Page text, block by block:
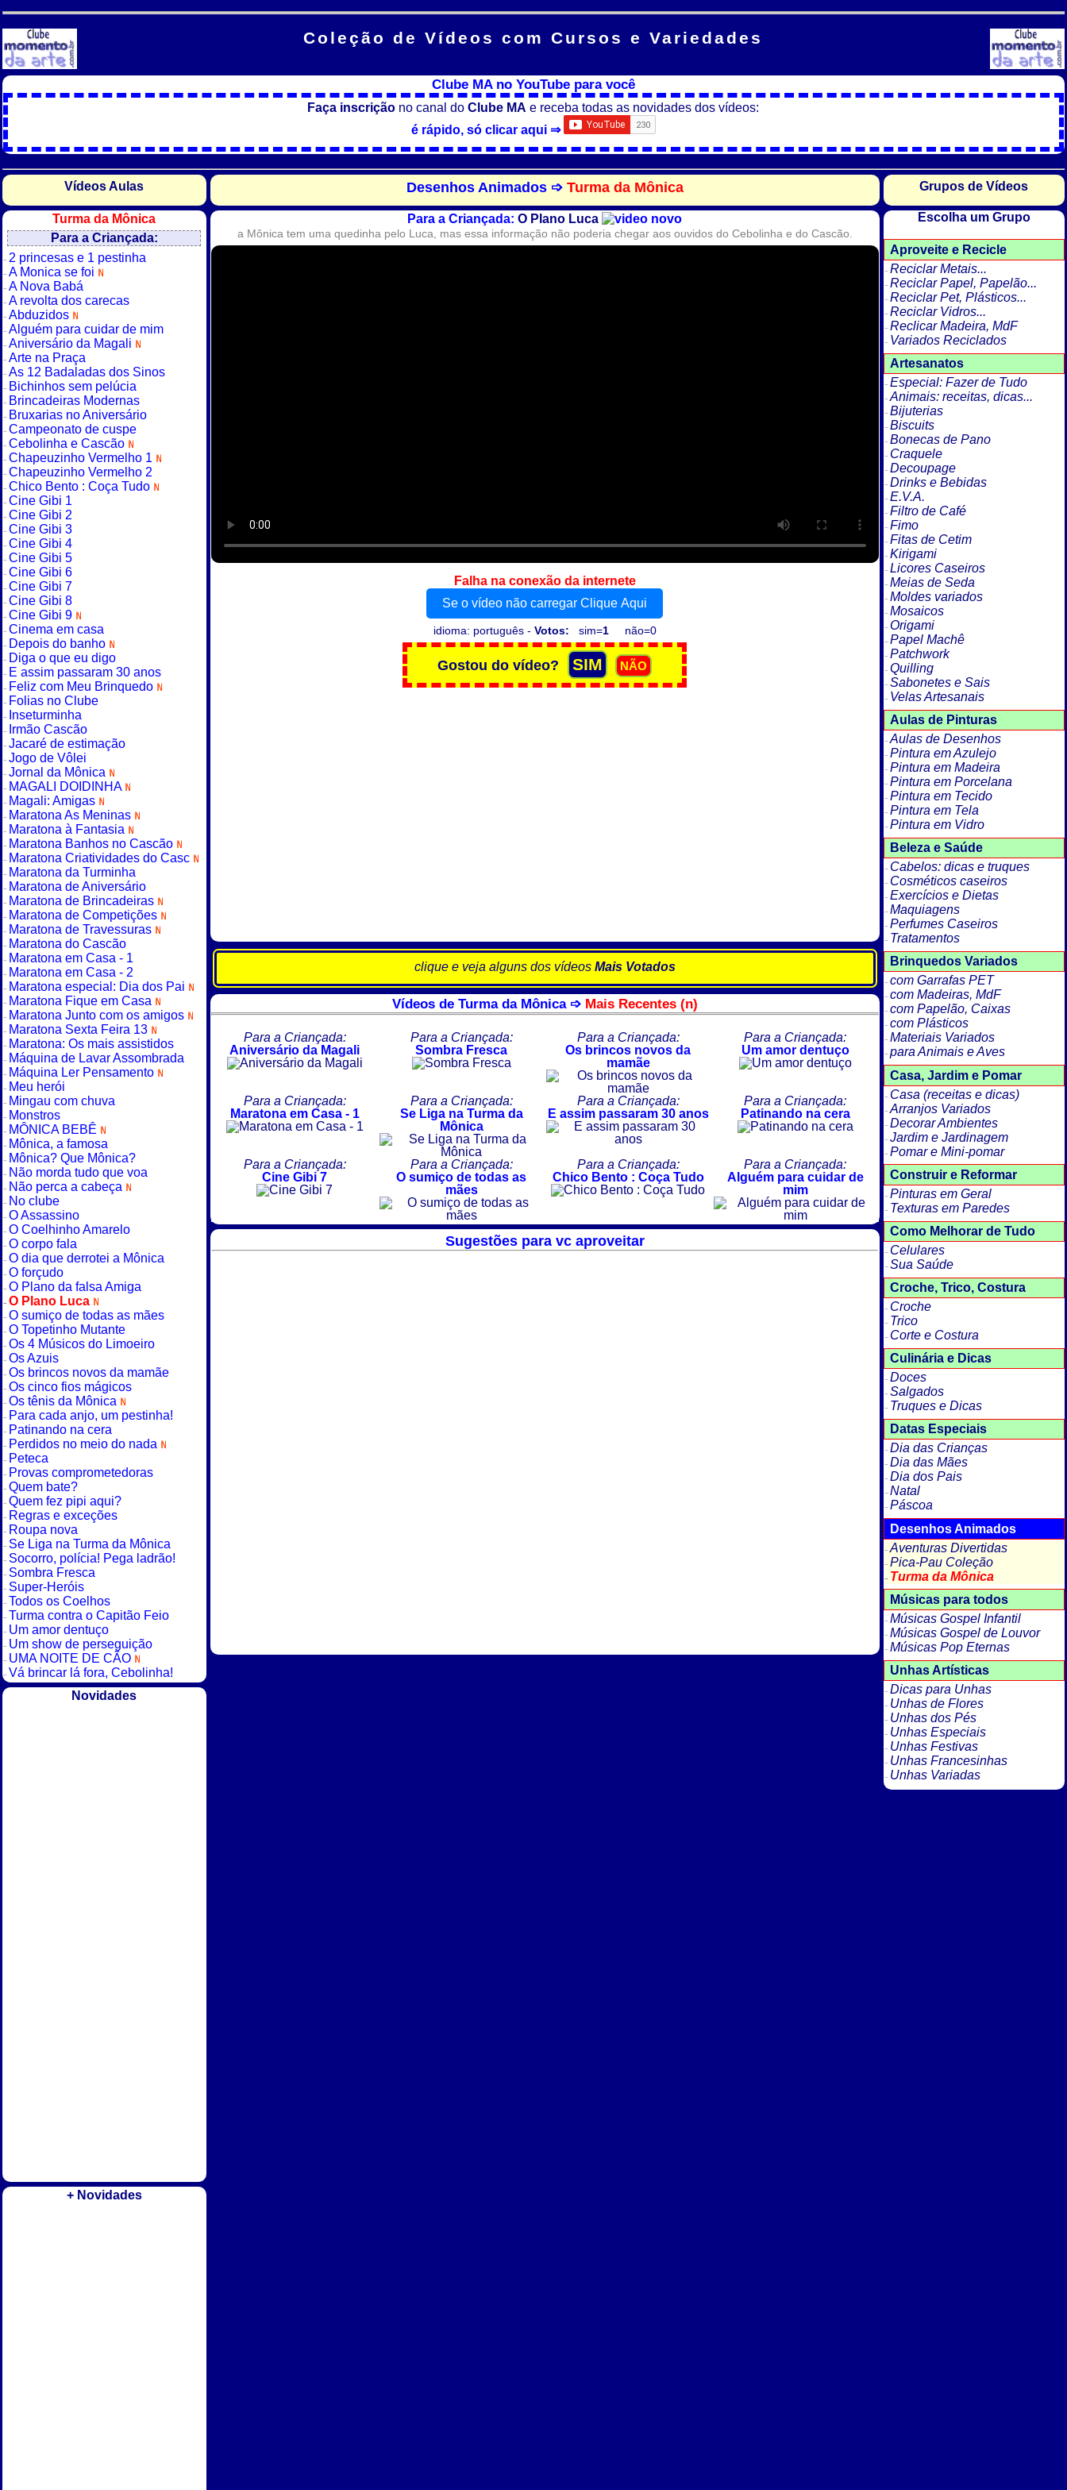
Coleção de Vídeos com Cursos e Variedades
Clube MA no YouTube para você
Faça inscrição no canal doClube MA e receba todas as novidades dos vídeos:
é rápido, só clicar aqui ⇒
Vídeos Aulas
Turma da Mônica
Para a Criançada:
2 princesas e 1 pestinha
A Monica se foi
A Nova Babá
A revolta dos carecas
Abduzidos
Alguém para cuidar de mim
Aniversário da Magali
Arte na Praça
As 12 Badaladas dos Sinos
Bichinhos sem pelúcia
Brincadeiras Modernas
Bruxarias no Aniversário
Campeonato de cuspe
Cebolinha e Cascão
Chapeuzinho Vermelho 1
Chapeuzinho Vermelho 2
Chico Bento : Coça Tudo
Cine Gibi 1
Cine Gibi 2
Cine Gibi 3
Cine Gibi 4
Cine Gibi 5
Cine Gibi 6
Cine Gibi 7
Cine Gibi 8
Cine Gibi 9
Cinema em casa
Depois do banho
Diga o que eu digo
E assim passaram 30 anos
Feliz com Meu Brinquedo
Folias no Clube
Inseturminha
Irmão Cascão
Jacaré de estimação
Jogo de Vôlei
Jornal da Mônica
MAGALI DOIDINHA
Magali: Amigas
Maratona As Meninas
Maratona à Fantasia
Maratona Banhos no Cascão
Maratona Criatividades do Casc
Maratona da Turminha
Maratona de Aniversário
Maratona de Brincadeiras
Maratona de Competições
Maratona de Travessuras
Maratona do Cascão
Maratona em Casa - 1
Maratona em Casa - 2
Maratona especial: Dia dos Pai
Maratona Fique em Casa
Maratona Junto com os amigos
Maratona Sexta Feira 13
Maratona: Os mais assistidos
Máquina de Lavar Assombrada
Máquina Ler Pensamento
Meu herói
Mingau com chuva
Monstros
MÔNICA BEBÊ
Mônica, a famosa
Mônica? Que Mônica?
Não morda tudo que voa
Não perca a cabeça
No clube
O Assassino
O Coelhinho Amarelo
O corpo fala
O dia que derrotei a Mônica
O forçudo
O Plano da falsa Amiga
O Plano Luca
O sumiço de todas as mães
O Topetinho Mutante
Os 4 Músicos do Limoeiro
Os Azuis
Os brincos novos da mamãe
Os cinco fios mágicos
Os tênis da Mônica
Para cada anjo, um pestinha!
Patinando na cera
Perdidos no meio do nada
Peteca
Provas comprometedoras
Quem bate?
Quem fez pipi aqui?
Regras e exceções
Roupa nova
Se Liga na Turma da Mônica
Socorro, polícia! Pega ladrão!
Sombra Fresca
Super-Heróis
Todos os Coelhos
Turma contra o Capitão Feio
Um amor dentuço
Um show de perseguição
UMA NOITE DE CÃO
Vá brincar lá fora, Cebolinha!
Novidades
+ Novidades
Desenhos Animados ➩ Turma da Mônica
Para a Criançada:O Plano Luca
a Mônica tem uma quedinha pelo Luca, mas essa informação não poderia chegar aos ouvidos do Cebolinha e do Cascão.
Falha na conexão da internete
Se o vídeo não carregar Clique Aqui
idioma: português - Votos: sim=1não=0
clique e veja alguns dos vídeos Mais Votados
Vídeos de Turma da Mônica ➩ Mais Recentes (n)
Para a Criançada:
Aniversário da Magali
Para a Criançada:
Sombra Fresca
Para a Criançada:
Os brincos novos da
mamãe
Para a Criançada:
Um amor dentuço
Para a Criançada:
Maratona em Casa - 1
Para a Criançada:
Se Liga na Turma da
Mônica
Para a Criançada:
E assim passaram 30 anos
Para a Criançada:
Patinando na cera
Para a Criançada:
Cine Gibi 7
Para a Criançada:
O sumiço de todas as
mães
Para a Criançada:
Chico Bento : Coça Tudo
Para a Criançada:
Alguém para cuidar de
mim
Sugestões para vc aproveitar
Grupos de Vídeos
Escolha um Grupo
Aproveite e Recicle
Reciclar Metais...
Reciclar Papel, Papelão...
Reciclar Pet, Plásticos...
Reciclar Vidros...
Reclicar Madeira, MdF
Variados Reciclados
Artesanatos
Especial: Fazer de Tudo
Animais: receitas, dicas...
Bijuterias
Biscuits
Bonecas de Pano
Craquele
Decoupage
Drinks e Bebidas
E.V.A.
Filtro de Café
Fimo
Fitas de Cetim
Kirigami
Licores Caseiros
Meias de Seda
Moldes variados
Mosaicos
Origami
Papel Machê
Patchwork
Quilling
Sabonetes e Sais
Velas Artesanais
Aulas de Pinturas
Aulas de Desenhos
Pintura em Azulejo
Pintura em Madeira
Pintura em Porcelana
Pintura em Tecido
Pintura em Tela
Pintura em Vidro
Beleza e Saúde
Cabelos: dicas e truques
Cosméticos caseiros
Exercícios e Dietas
Maquiagens
Perfumes Caseiros
Tratamentos
Brinquedos Variados
com Garrafas PET
com Madeiras, MdF
com Papelão, Caixas
com Plásticos
Materiais Variados
para Animais e Aves
Casa, Jardim e Pomar
Casa (receitas e dicas)
Arranjos Variados
Decorar Ambientes
Jardim e Jardinagem
Pomar e Mini-pomar
Construir e Reformar
Pinturas em Geral
Texturas em Paredes
Como Melhorar de Tudo
Celulares
Sua Saúde
Croche, Trico, Costura
Croche
Trico
Corte e Costura
Culinária e Dicas
Doces
Salgados
Truques e Dicas
Datas Especiais
Dia das Crianças
Dia das Mães
Dia dos Pais
Natal
Páscoa
Desenhos Animados
Aventuras Divertidas
Pica-Pau Coleção
Turma da Mônica
Músicas para todos
Músicas Gospel Infantil
Músicas Gospel de Louvor
Músicas Pop Eternas
Unhas Artísticas
Dicas para Unhas
Unhas de Flores
Unhas dos Pés
Unhas Especiais
Unhas Festivas
Unhas Francesinhas
Unhas Variadas